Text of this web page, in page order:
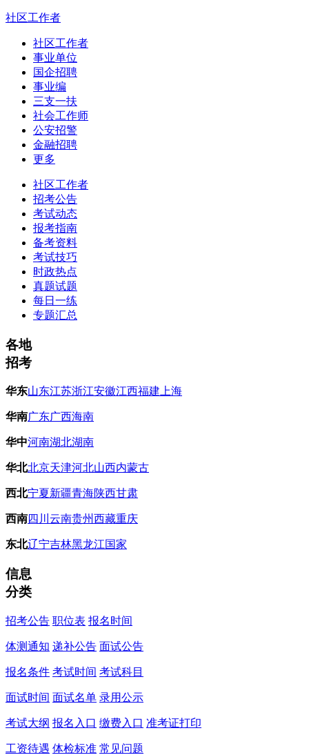
社区工作者
社区工作者
事业单位
国企招聘
事业编
三支一扶
社会工作师
公安招警
金融招聘
更多
社区工作者
招考公告
考试动态
报考指南
备考资料
考试技巧
时政热点
真题试题
每日一练
专题汇总
各地
招考
华东山东江苏浙江安徽江西福建上海
华南广东广西海南
华中河南湖北湖南
华北北京天津河北山西内蒙古
西北宁夏新疆青海陕西甘肃
西南四川 云南贵州西藏重庆
东北辽宁吉林黑龙江国家
信息
分类
招考公告 职位表 报名时间
体测通知 递补公告 面试公告
报名条件 考试时间 考试科目
面试时间 面试名单 录用公示
考试大纲 报名入口 缴费入口 准考证打印
工资待遇 体检标准 常见问题